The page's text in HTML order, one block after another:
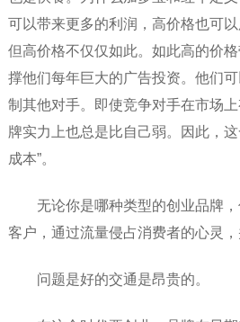
可以带来更多的利润，高价格也可
但高价格不仅仅如此。如此高的价
撑他们每年巨大的广告投资。他们
制其他对手。即使竞争对手在市场
牌实力上也总是比自己弱。因此，
成本”。
无论你是哪种类型的创业品牌
客户，通过流量侵占消费者的心灵，
问题是好的交通是昂贵的。